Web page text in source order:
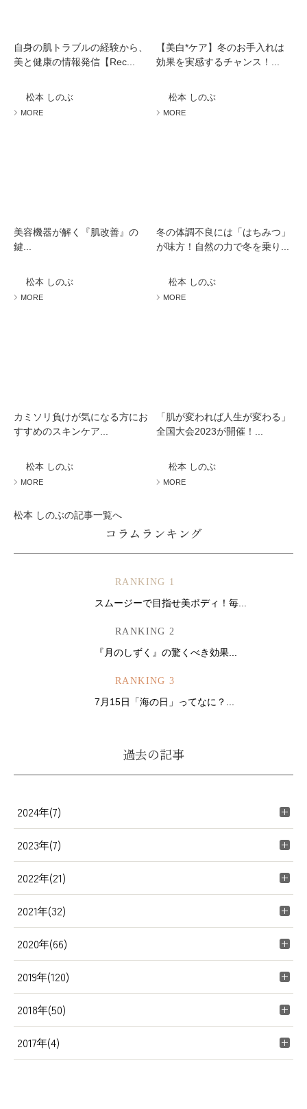
自身の肌トラブルの経験から、
美と健康の情報発信【Rec...
松本 しのぶ
MORE
【美白*ケア】冬のお手入れは
効果を実感するチャンス！...
松本 しのぶ
MORE
美容機器が解く『肌改善』の
鍵...
松本 しのぶ
MORE
冬の体調不良には「はちみつ」
が味方！自然の力で冬を乗り...
松本 しのぶ
MORE
カミソリ負けが気になる方にお
すすめのスキンケア...
松本 しのぶ
MORE
「肌が変われば人生が変わる」
全国大会2023が開催！...
松本 しのぶ
MORE
松本 しのぶの記事一覧へ
コラムランキング
RANKING 1
スムージーで目指せ美ボディ！毎...
RANKING 2
『月のしずく』の驚くべき効果...
RANKING 3
7月15日「海の日」ってなに？...
過去の記事
2024年(7)
2023年(7)
2022年(21)
2021年(32)
2020年(66)
2019年(120)
2018年(50)
2017年(4)